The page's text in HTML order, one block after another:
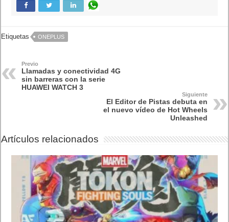
Etiquetas ONEPLUS
Previo
Llamadas y conectividad 4G
sin barreras con la serie
HUAWEI WATCH 3
Siguiente
El Editor de Pistas debuta en
el nuevo vídeo de Hot Wheels
Unleashed
Artículos relacionados